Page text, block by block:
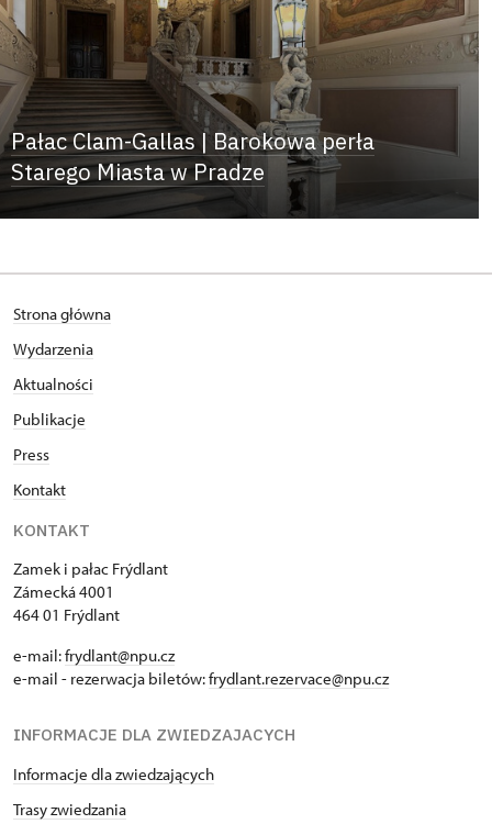
Pałac Clam-Gallas | Barokowa perła
Starego Miasta w Pradze
Strona główna
Wydarzenia
Aktualności
Publikacje
Press
Kontakt
KONTAKT
Zamek i pałac Frýdlant
Zámecká 4001
464 01 Frýdlant
e-mail:frydlant@npu.cz
e-mail - rezerwacja biletów:frydlant.rezervace@npu.cz
INFORMACJE DLA ZWIEDZAJACYCH
Informacje dla zwiedzających
Trasy zwiedzania